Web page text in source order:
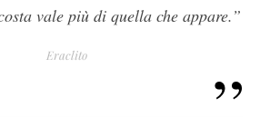
vale più di quella che appare.”
Eraclito